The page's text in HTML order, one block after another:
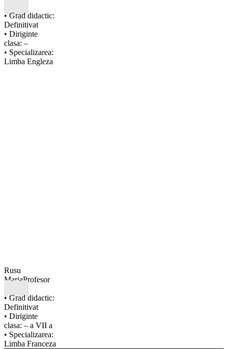
• Grad didactic:
Definitivat
• Diriginte
clasa: –
• Specializarea:
Limba Engleza
Rusu
MariaProfesor
• Grad didactic:
Definitivat
• Diriginte
clasa: – a VII a
• Specializarea:
Limba Franceza